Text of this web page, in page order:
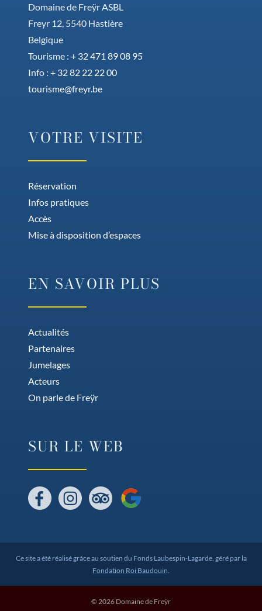
Domaine de Freÿr ASBL
Freyr 12, 5540 Hastière
Belgique
Tourisme : + 32 471 89 08 95
Info : + 32 82 22 22 00
tourisme@freyr.be
VOTRE VISITE
Réservation
Infos pratiques
Accès
Mise à disposition d’espaces
EN SAVOIR PLUS
Actualités
Partenaires
Jumelages
Acteurs
On parle de Freÿr
SUR LE WEB
FacebookInstagramTripadvisor
Ce site a été réalisé grâce au soutien du Fonds Laubespin-Lagarde, géré par la
Fondation Roi Baudouin
© 2026 Domaine de Freÿr